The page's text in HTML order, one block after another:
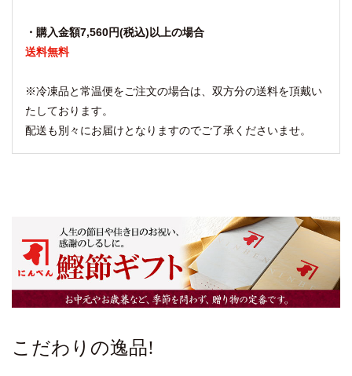
・購入金額7,560円(税込)以上の場合
送料無料
※冷凍品と常温便をご注文の場合は、双方分の送料を頂戴い
たしております。
配送も別々にお届けとなりますのでご了承くださいませ。
こだわりの逸品!